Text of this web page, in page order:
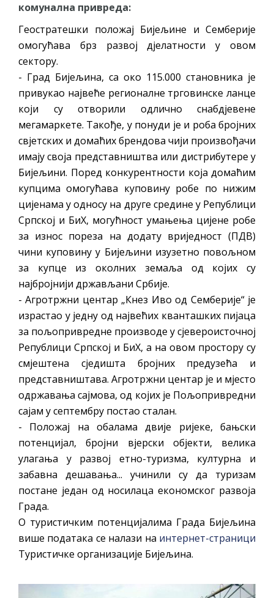
комунална привреда:
Геостратешки положај Бијељине и Семберије
омогућава брз развој дјелатности у овом
сектору.
- Град Бијељина, са око 115.000 становника је
привукао највеће регионалне трговинске ланце
који су отворили одлично снабдјевене
мегамаркете. Такође, у понуди је и роба бројних
свјетских и домаћих брендова чији произвођачи
имају своја представништва или дистрибутере у
Бијељини. Поред конкурентности која домаћим
купцима омогућава куповину робе по нижим
цијенама у односу на друге средине у Републици
Српској и БиХ, могућност умањења цијене робе
за износ пореза на додату вриједност (ПДВ)
чини куповину у Бијељини изузетно повољном
за купце из околних земаља од којих су
најбројнији држављани Србије.
- Агротржни центар „Кнез Иво од Семберије“ је
израстао у једну од највећих кванташких пијаца
за пољопривредне производе у сјевероисточној
Републици Српској и БиХ, а на овом простору су
смјештена сједишта бројних предузећа и
представништава. Агротржни центар је и мјесто
одржавања сајмова, од којих је Пољопривредни
сајам у септембру постао сталан.
- Положај на обалама двије ријеке, бањски
потенцијал, бројни вјерски објекти, велика
улагања у развој етно-туризма, културна и
забавна дешавања... учинили су да туризам
постане један од носилаца економског развоја
Града.
О туристичким потенцијалима Града Бијељина
више података се налази на интернет-страници
Туристичке организације Бијељина.